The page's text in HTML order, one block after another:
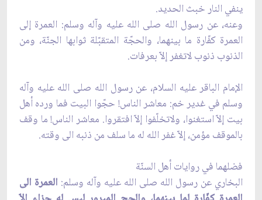
ينفي النار خبث الحديد.
وعنه، عن رسول الله صلى الله عليه وآله وسلم: العمرة إلى
العمرة كفّارة ما بينهما، والحجّة المتقبّلة ثوابها الجنّة، ومن
الذنوب ذنوب لاتغفر إلاّ بعرفات.
الإمام الباقر عليه السلام، عن رسول الله صلى الله عليه وآله
وسلم في غدير خم: معاشر الناس! حجّوا البيت فما ورده أهل
بيت إلاّ استغنوا، ولاتخلّفوا إلاّ افتقروا. معاشر الناس! ما وقف
بالموقف مؤمن، إلاّ غفر الله له ما سلف من ذنبه الى وقته.
فضلهما في روايات أهل السنّة
البخاري عن رسول الله صلى الله عليه وآله وسلم: العمرة الى